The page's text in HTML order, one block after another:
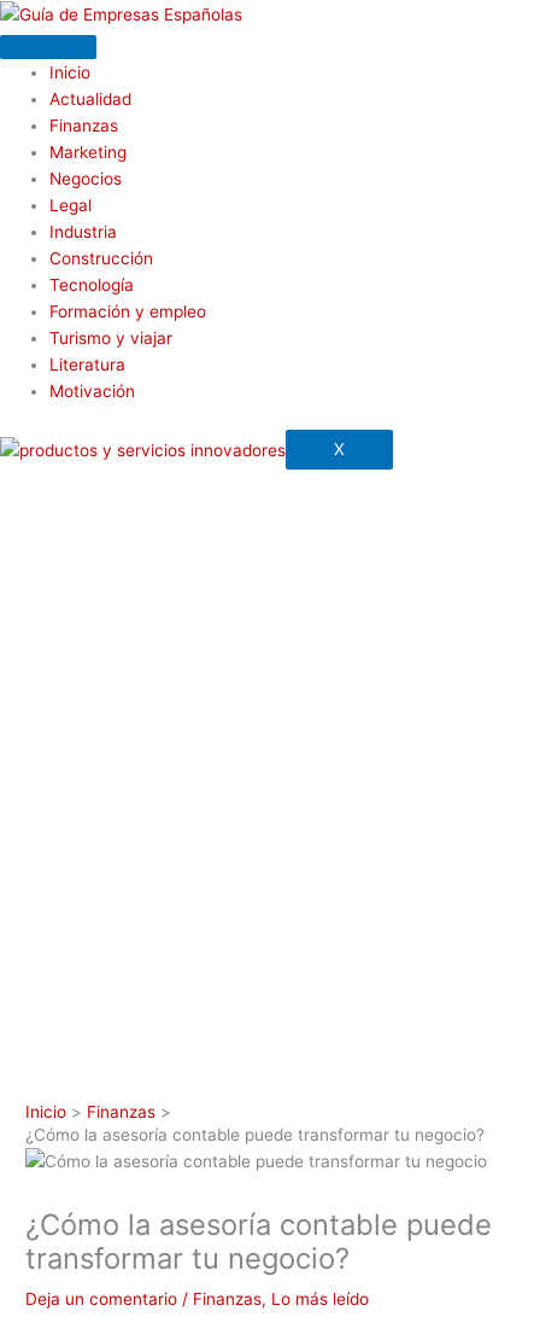
Ir
al
contenido
Inicio
Actualidad
Finanzas
Marketing
Negocios
Legal
Industria
Construcción
Tecnología
Formación y empleo
Turismo y viajar
Literatura
Motivación
X
Inicio
Finanzas
¿Cómo la asesoría contable puede transformar tu negocio?
¿Cómo la asesoría contable puede
transformar tu negocio?
Deja un comentario / Finanzas, Lo más leído